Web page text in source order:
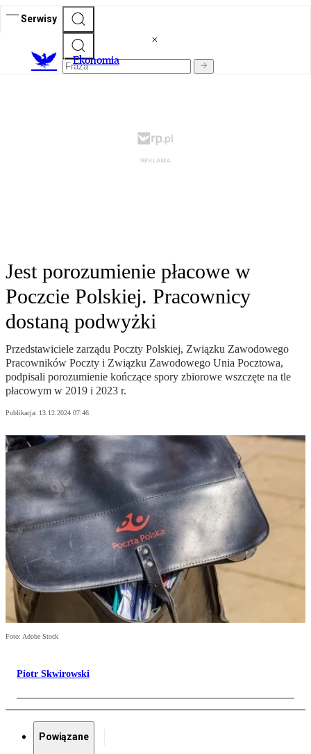
Serwisy
Ekonomia
Jest porozumienie płacowe w
Poczcie Polskiej. Pracownicy
dostaną podwyżki
Przedstawiciele zarządu Poczty Polskiej, Związku Zawodowego
Pracowników Poczty i Związku Zawodowego Unia Pocztowa,
podpisali porozumienie kończące spory zbiorowe wszczęte na tle
płacowym w 2019 i 2023 r.
Publikacja: 13.12.2024 07:46
Foto: Adobe Stock
Piotr Skwirowski
Powiązane